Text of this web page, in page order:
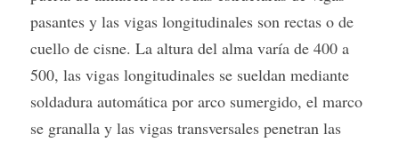
pasantes y las vigas longitudinales son rectas o de
cuello de cisne. La altura del alma varía de 400 a
500, las vigas longitudinales se sueldan mediante
soldadura automática por arco sumergido, el marco
se granalla y las vigas transversales penetran las